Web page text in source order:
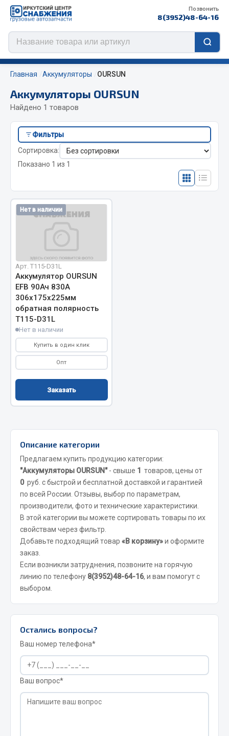
Позвонить
8(3952)48-64-16
Цепи противоскольжения
ЦЕПИ РОССИЯ
ЦЕПИ BOHU (Китай)
Изготовление цепей на колеса BOHU
Весь раздел
Автономные воздушные отопители
Жидкостные подогреватели
Отопители салона
Подогреватели тосола
Весь раздел
Автотовары
Автозвук
Автокаталоги
Вентиляторы кабины
Вымпела
Показать ещё
Весь раздел
Смазочные материалы
Масла
Охладжающие жидкости
Технические жидкости
Весь раздел
МЕТИЗЫ
Болты
Гайки
Кольца стопорные
Главная Аккумуляторы OURSUN
Аккумуляторы OURSUN
Найдено 1 товаров
Фильтры
Сортировка:
Показано 1 из 1
Нет в наличии
Арт. T115-D31L
Аккумулятор OURSUN
EFB 90Ач 830A
306x175x225мм
обратная полярность
T115-D31L
Нет в наличии
Купить в один клик
Опт
Заказать
Описание категории
Предлагаем купить продукцию категории:
"Аккумуляторы OURSUN"- свыше 1 товаров, цены от
0 руб. с быстрой и бесплатной доставкой и гарантией
по всей России. Отзывы, выбор по параметрам,
производители, фото и технические характеристики.
В этой категории вы можете сортировать товары по их
свойствам через фильтр.
Добавьте подходящий товар «В корзину»и оформите
заказ.
Если возникли затруднения, позвоните на горячую
линию по телефону 8(3952)48-64-16, и вам помогут с
выбором.
Остались вопросы?
Ваш номер телефона*
Ваш вопрос*